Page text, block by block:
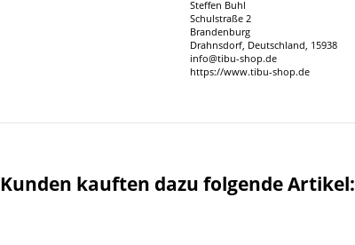
Steffen Buhl
Schulstraße 2
Brandenburg
Drahnsdorf, Deutschland, 15938
info@tibu-shop.de
https://www.tibu-shop.de
Kunden kauften dazu folgende Artikel: